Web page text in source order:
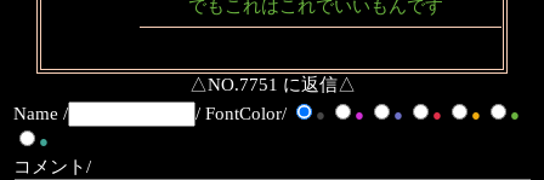
でもこれはこれでいいもんです
△NO.7751 に返信△
Name /
/ FontColor/ ● ● ● ● ●
●
●
コメント/